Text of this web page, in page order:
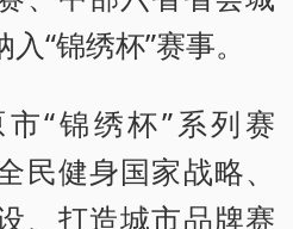
“锦绣杯”赛事。
“锦绣杯”系列赛
民健身国家战略、
、打造城市品牌赛